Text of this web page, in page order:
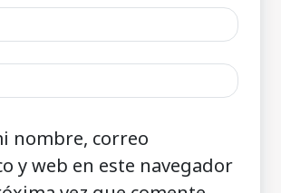
nombre, correo
y web en este navegador